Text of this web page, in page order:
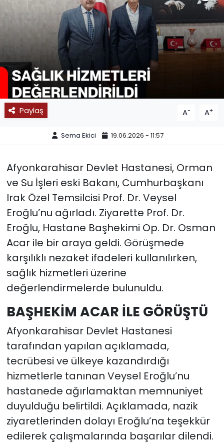
Paylaş A- A+
Sema Ekici 19.06.2026 - 11:57
Afyonkarahisar Devlet Hastanesi, Orman
ve Su İşleri eski Bakanı, Cumhurbaşkanı
Irak Özel Temsilcisi Prof. Dr. Veysel
Eroğlu’nu ağırladı. Ziyarette Prof. Dr.
Eroğlu, Hastane Başhekimi Op. Dr. Osman
Acar ile bir araya geldi. Görüşmede
karşılıklı nezaket ifadeleri kullanılırken,
sağlık hizmetleri üzerine
değerlendirmelerde bulunuldu.
BAŞHEKİM ACAR İLE GÖRÜŞTÜ
Afyonkarahisar Devlet Hastanesi
tarafından yapılan açıklamada,
tecrübesi ve ülkeye kazandırdığı
hizmetlerle tanınan Veysel Eroğlu’nu
hastanede ağırlamaktan memnuniyet
duyulduğu belirtildi. Açıklamada, nazik
ziyaretlerinden dolayı Eroğlu’na teşekkür
edilerek çalışmalarında başarılar dilendi.
SPOR
11:11 MANŞET